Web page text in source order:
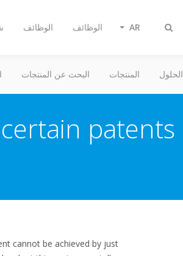
Toggle
الوظائف الوظائف AR
الحلول المنتجات البحث عن المنتجات
patents
cannot be achieved by just